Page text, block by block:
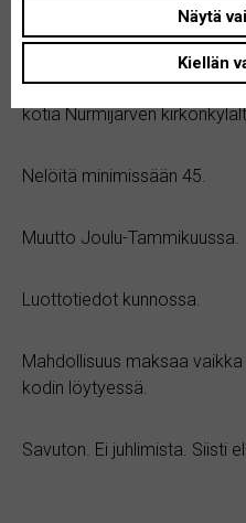
Kohteen kuvaus
Äiti ja lapsi etsii 2 hengen
kotia Nurmijärven
Nelöitä minimissään 45.
Muutto Joulu-Tammikuussa.
Luottotiedot kunnossa.
Mahdollisuus maksaa
kodin löytyessä.
Savuton. Ei juhlimista. Siisti
Näytä
Kiellän